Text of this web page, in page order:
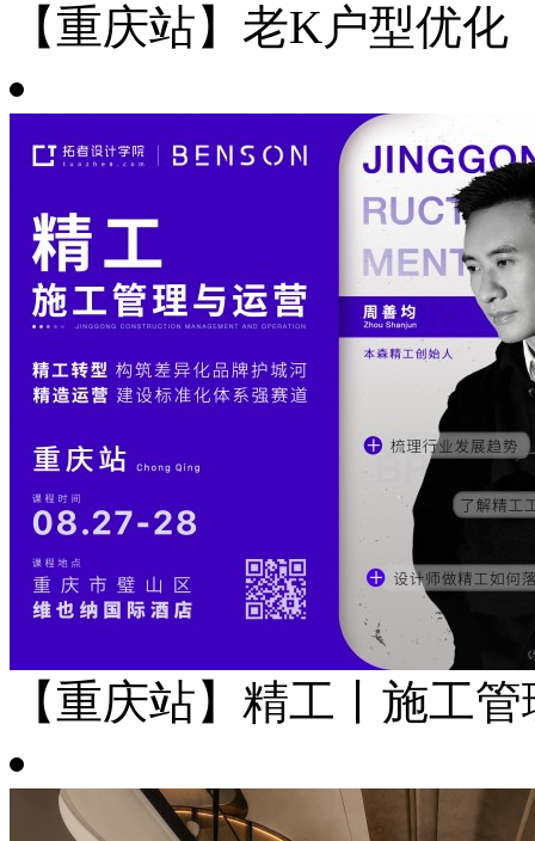
【重庆站】老K户型优化
【重庆站】精工丨施工管